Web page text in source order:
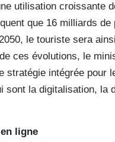
utilisation croissante
que 16 milliards
le touriste sera
ces évolutions, le
stratégie intégrée pour
sont la digitalisation, la
ligne